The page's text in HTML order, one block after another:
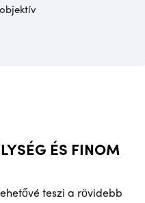
objektív
ÉS FINOM
teszi a rövidebb